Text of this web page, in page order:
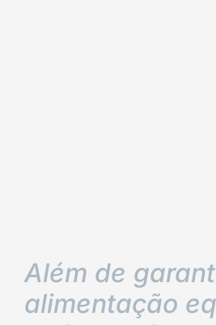
Além de
alimentação